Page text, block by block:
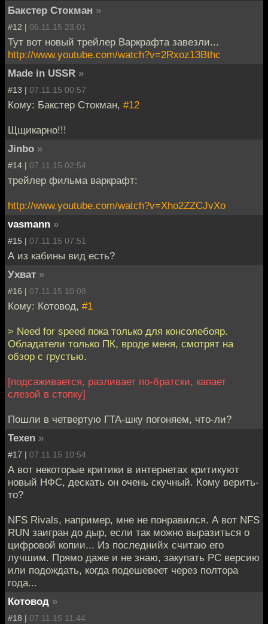
Бакстер Стокман »
#12 | 06.11.15 23:01
Тут вот новый трейлер Варкрафта завезли...
http://www.youtube.com/watch?v=2Rxoz13Bthc
Made in USSR »
#13 | 07.11.15 00:57
Кому: Бакстер Стокман, #12
Щщикарно!!!
Jinbo »
#14 | 07.11.15 02:54
трейлер фильма варкрафт:
http://www.youtube.com/watch?v=Xho2ZZCJvXo
vasmann »
#15 | 07.11.15 07:51
А из кабины вид есть?
Ухват »
#16 | 07.11.15 10:08
Кому: Котовод, #1
> Need for speed пока только для консолебояр.
Обладатели только ПК, вроде меня, смотрят на
обзор с грустью.
[подсаживается, разливает по-братски, капает
слезой в стопку]
Пошли в четвертую ГТА-шку погоняем, что-ли?
Texen »
#17 | 07.11.15 10:54
А вот некоторые критики в интернетах критикуют
новый НФС, дескать он очень скучный. Кому верить-
то?
NFS Rivals, например, мне не понравился. А вот NFS
RUN заигран до дыр, если так можно выразиться о
цифровой копии... Из последнийх считаю его
лучшим. Прямо даже и не знаю, закупать PC версию
или подождать, когда подешевеет через полтора
года...
Котовод »
#18 | 07.11.15 11:44